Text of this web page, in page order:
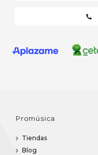
Promúsica
Tiendas
Blog